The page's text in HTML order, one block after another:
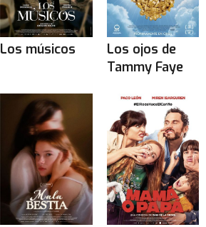
Los músicos
Los ojos de
Tammy Faye